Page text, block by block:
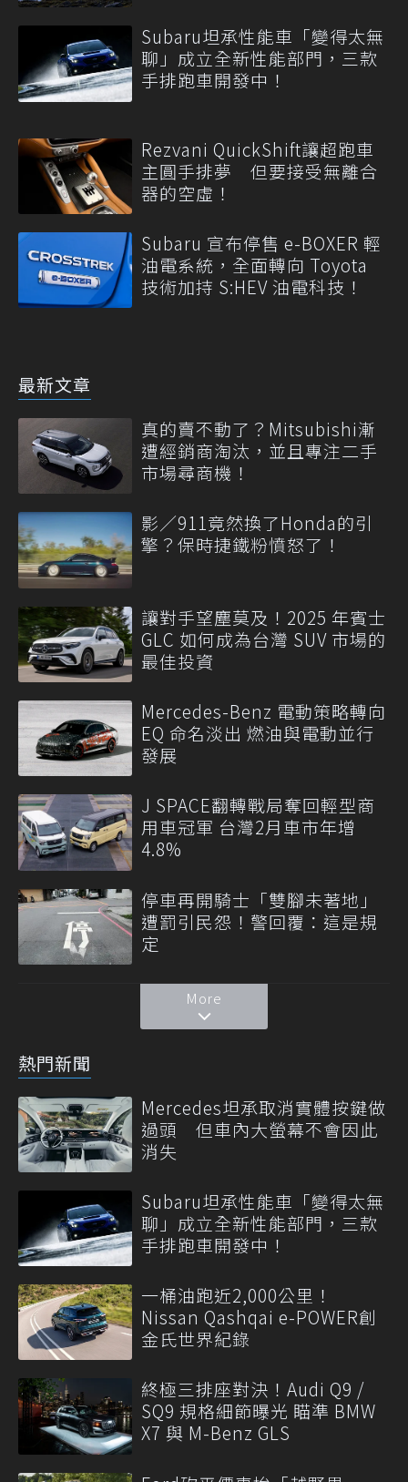
Subaru坦承性能車「變得太無
聊」成立全新性能部門，三款
手排跑車開發中！
Rezvani QuickShift讓超跑車
主圓手排夢 但要接受無離合
器的空虛！
Subaru 宣布停售 e-BOXER 輕
油電系統，全面轉向 Toyota
技術加持 S:HEV 油電科技！
最新文章
真的賣不動了？Mitsubishi漸
遭經銷商淘汰，並且專注二手
市場尋商機！
影／911竟然換了Honda的引
擎？保時捷鐵粉憤怒了！
讓對手望塵莫及！2025 年賓士
GLC 如何成為台灣 SUV 市場的
最佳投資
Mercedes-Benz 電動策略轉向
EQ 命名淡出 燃油與電動並行
發展
J SPACE翻轉戰局奪回輕型商
用車冠軍 台灣2月車市年增
4.8%
停車再開騎士「雙腳未著地」
遭罰引民怨！警回覆：這是規
定
More
熱門新聞
Mercedes坦承取消實體按鍵做
過頭 但車內大螢幕不會因此
消失
Subaru坦承性能車「變得太無
聊」成立全新性能部門，三款
手排跑車開發中！
一桶油跑近2,000公里！
Nissan Qashqai e-POWER創
金氏世界紀錄
終極三排座對決！Audi Q9 /
SQ9 規格細節曝光 瞄準 BMW
X7 與 M-Benz GLS